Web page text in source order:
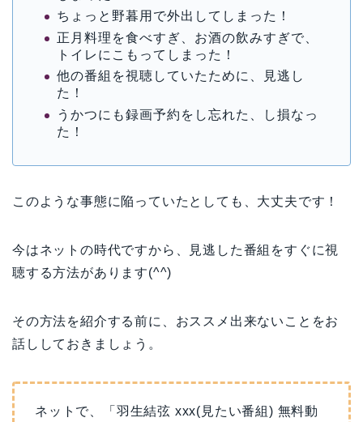
ちょっと野暮用で外出してしまった！
正月料理を食べすぎ、お酒の飲みすぎで、
トイレにこもってしまった！
他の番組を視聴していたために、見逃し
た！
うかつにも録画予約をし忘れた、し損なっ
た！
このような事態に陥っていたとしても、大丈夫です！
今はネットの時代ですから、見逃した番組をすぐに視
聴する方法があります(^^)
その方法を紹介する前に、おススメ出来ないことをお
話ししておきましょう。
ネットで、「羽生結弦 xxx(見たい番組) 無料動